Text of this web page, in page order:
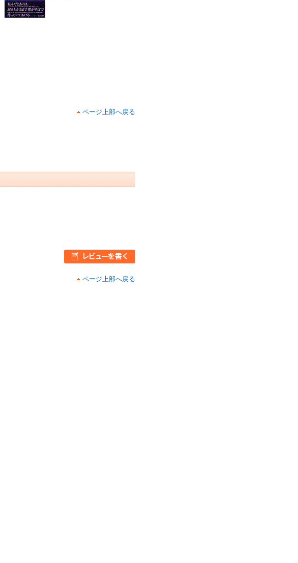
ページ上部へ戻る
ページ上部へ戻る